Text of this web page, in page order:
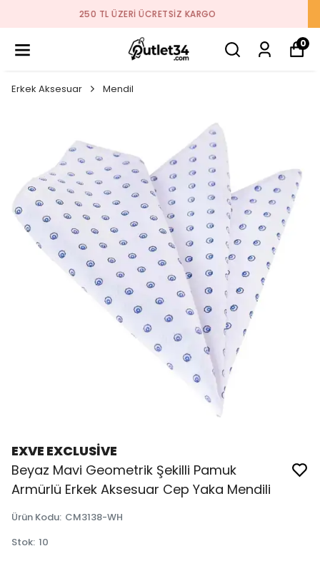
2026 SEZON ÜRÜNLER STOKLARDA
0
Erkek Aksesuar Mendil
EXVE EXCLUSİVE
Beyaz Mavi Geometrik Şekilli Pamuk
Armürlü Erkek Aksesuar Cep Yaka Mendili
Ürün Kodu: CM3138-WH
Stok: 10